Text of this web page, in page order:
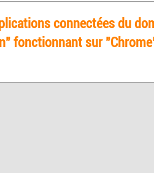
connectées du
fonctionnant sur